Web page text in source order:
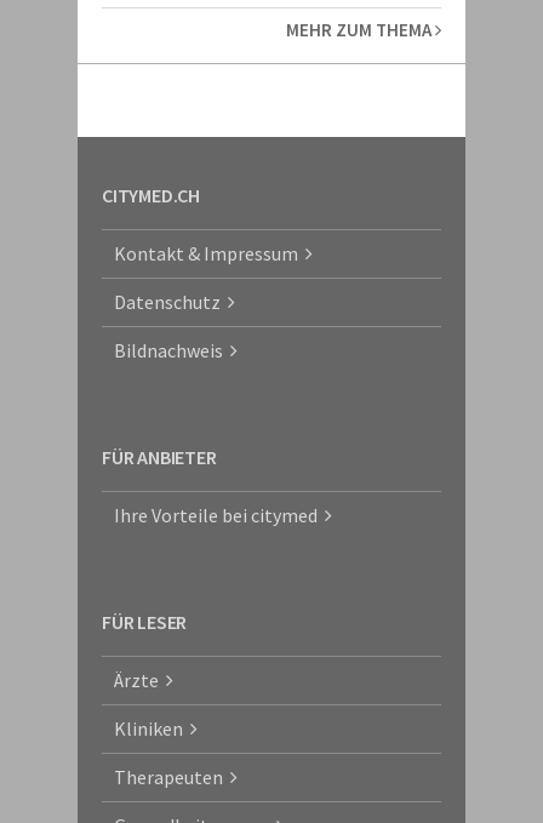
MEHR ZUM THEMA
CITYMED.CH
Kontakt & Impressum
Datenschutz
Bildnachweis
FÜR ANBIETER
Ihre Vorteile bei citymed
FÜR LESER
Ärzte
Kliniken
Therapeuten